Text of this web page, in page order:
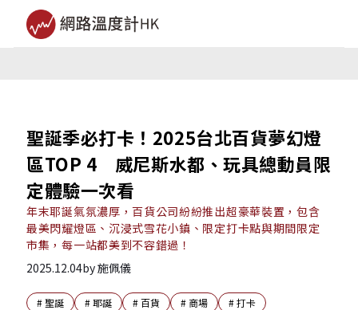
聖誕季必打卡！2025台北百貨夢幻燈
區TOP 4 威尼斯水都、玩具總動員限
定體驗一次看
年末耶誕氣氛濃厚，百貨公司紛紛推出超豪華裝置，包含
最美閃耀燈區、沉浸式雪花小鎮、限定打卡點與期間限定
市集，每一站都美到不容錯過！
2025.12.04by施佩儀
#聖誕 #耶誕 #百貨 # 商場 #打卡